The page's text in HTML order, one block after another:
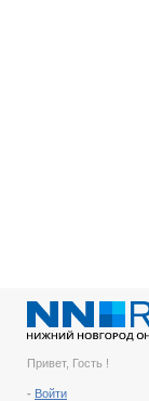
Привет, Гость !
- Войти